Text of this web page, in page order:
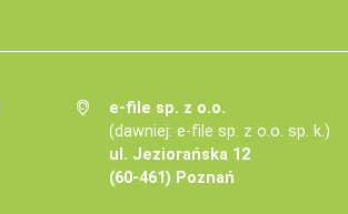
e-file sp. z o.o.
(dawniej: e-file sp. z o.o. sp. k.)
ul. Jeziorańska 12
(60-461) Poznań